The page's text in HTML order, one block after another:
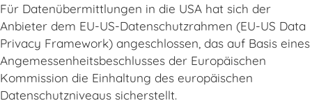
Für Datenübermittlungen in die USA hat sich der
Anbieter dem EU-US-Datenschutzrahmen (EU-US Data
Privacy Framework) angeschlossen, das auf Basis eines
Angemessenheitsbeschlusses der Europäischen
Kommission die Einhaltung des europäischen
Datenschutzniveaus sicherstellt.